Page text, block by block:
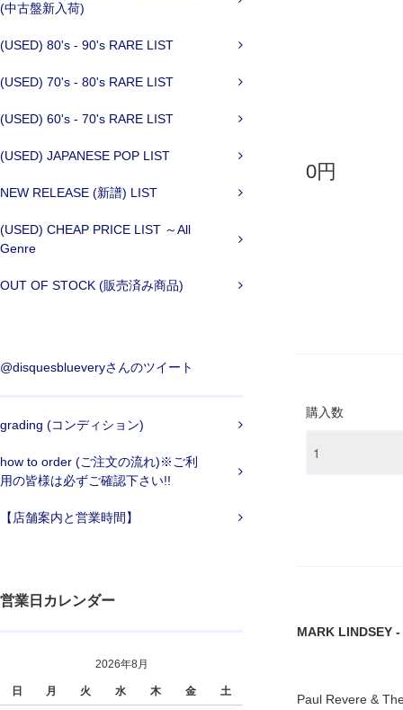
(中古盤新入荷)
(USED) 80's - 90's RARE LIST
(USED) 70's - 80's RARE LIST
(USED) 60's - 70's RARE LIST
(USED) JAPANESE POP LIST
NEW RELEASE (新譜) LIST
(USED) CHEAP PRICE LIST ～All
Genre
OUT OF STOCK (販売済み商品)
@disquesblueveryさんのツイート
grading (コンディション)
how to order (ご注文の流れ)※ご利
用の皆様は必ずご確認下さい!!
【店舗案内と営業時間】
営業日カレンダー
2026年8月
日 月 火 水 木 金 土
0円
購入数
MARK LINDSEY
Paul Revere &